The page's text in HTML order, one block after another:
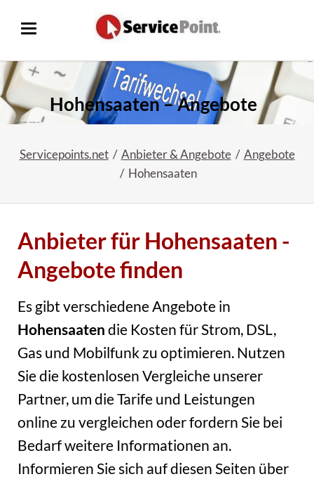
Hohensaaten – Angebote
Servicepoints.net Anbieter & Angebote
Angebote
Hohensaaten
Anbieter für Hohensaaten -
Angebote finden
Es gibt verschiedene Angebote in
Hohensaatendie Kosten für Strom, DSL,
Gas und Mobilfunk zu optimieren. Nutzen
Sie die kostenlosen Vergleiche unserer
Partner, um die Tarife und Leistungen
online zu vergleichen oder fordern Sie bei
Bedarf weitere Informationen an.
Informieren Sie sich auf diesen Seiten über